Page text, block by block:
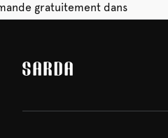
gratuitement dans
jours.
commande